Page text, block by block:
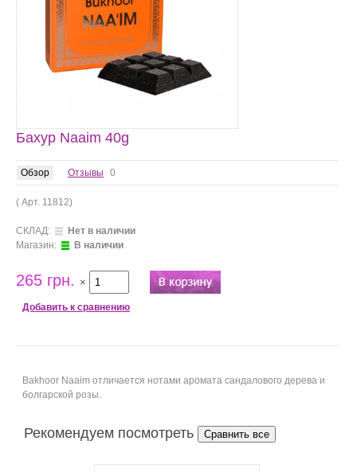
Бахур Naaim 40g
Обзор Отзывы 0
( Арт. 11812)
СКЛАД:
Нет в наличии
Магазин:
В наличии
265 грн. ×
Добавить к сравнению
Bakhoor Naaim отличается нотами аромата сандалового дерева и
болгарской розы.
Рекомендуем посмотреть